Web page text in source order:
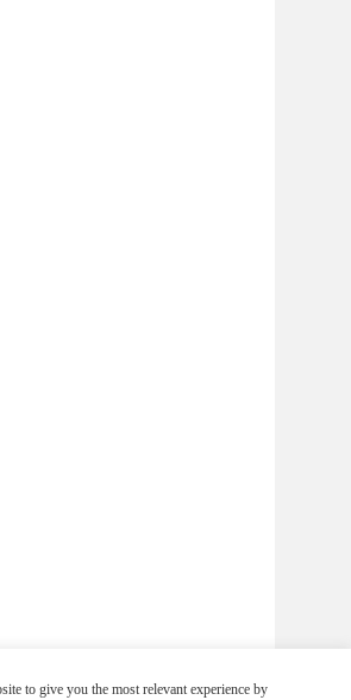
to give you the most relevant experience by